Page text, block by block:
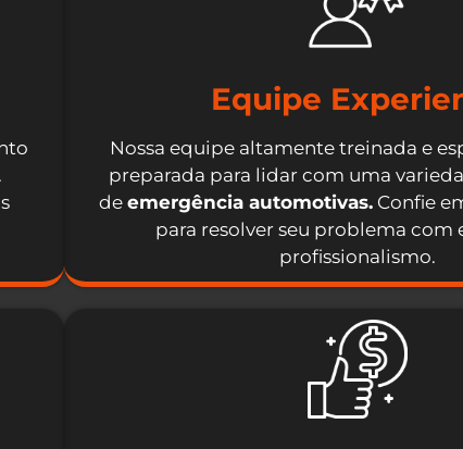
Equipe
Nossa equipe altamente treinada e
preparada para lidar com uma
de emergência automotivas. Confie
para resolver seu problema com
profissionalismo.